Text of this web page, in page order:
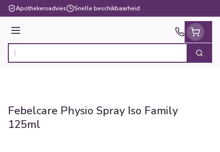
Ga naar de inhoud
Apothekersadvies Snelle beschikbaarheid
Menu
Product, merk, categorie... Zoek
Febelcare Physio Spray Iso Family
125ml